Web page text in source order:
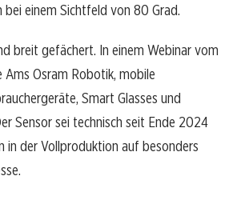
bei einem Sichtfeld von 80 Grad.
breit gefächert. In einem Webinar vom
Osram Robotik, mobile
Smart Glasses und
Sensor sei technisch seit Ende 2024
in der Vollproduktion auf besonders